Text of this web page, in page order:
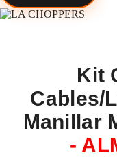
Kit
Cables/
Manillar
-